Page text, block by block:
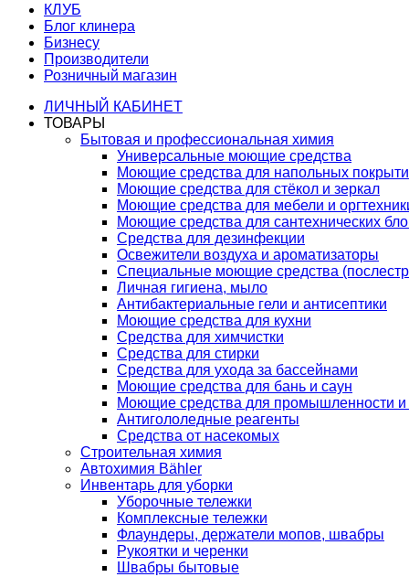
КЛУБ
Блог клинера
Бизнесу
Производители
Розничный магазин
ЛИЧНЫЙ КАБИНЕТ
ТОВАРЫ
Бытовая и профессиональная химия
Универсальные моющие средства
Моющие средства для напольных
Моющие средства для стёкол и зеркал
Моющие средства для мебели и
Моющие средства для сантехнических
Средства для дезинфекции
Освежители воздуха и ароматизаторы
Специальные моющие средства
Личная гигиена, мыло
Антибактериальные гели и антисептики
Моющие средства для кухни
Средства для химчистки
Средства для стирки
Средства для ухода за бассейнами
Моющие средства для бань и саун
Моющие средства для промышленности и
Антигололедные реагенты
Средства от насекомых
Строительная химия
Автохимия Bähler
Инвентарь для уборки
Уборочные тележки
Комплексные тележки
Флаундеры, держатели мопов, швабры
Рукоятки и черенки
Швабры бытовые